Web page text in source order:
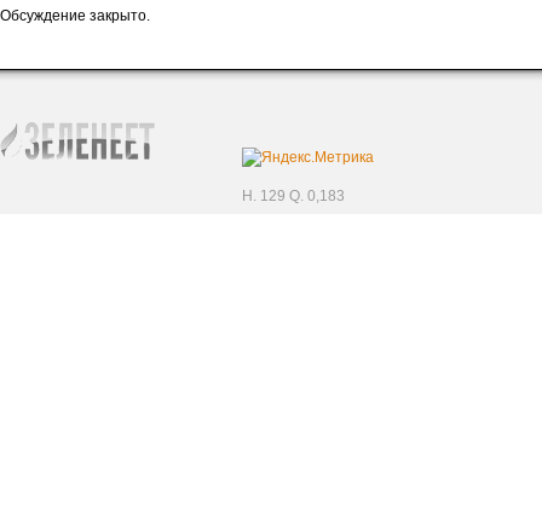
Обсуждение закрыто.
H. 129 Q. 0,183